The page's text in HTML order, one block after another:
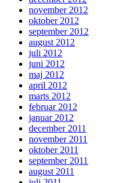
november 2012
oktober 2012
september 2012
august 2012
juli 2012
juni 2012
maj 2012
april 2012
marts 2012
februar 2012
januar 2012
december 2011
november 2011
oktober 2011
september 2011
august 2011